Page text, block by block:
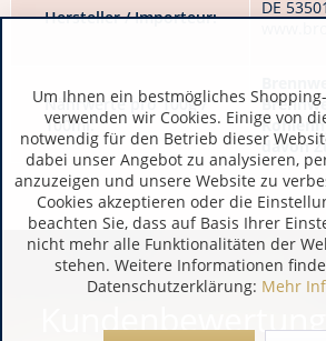
Hersteller / Importeur:
DE
Nährwerte pro 100g /
100ml:
davon
Um Ihnen ein bestmögliches
verwenden wir Cookies. Einige von
notwendig für den Betrieb dieser
dabei unser Angebot zu analysieren,
anzuzeigen und unsere Website zu
Cookies akzeptieren oder die
beachten Sie, dass auf Basis Ihrer
nicht mehr alle Funktionalitäten der
stehen. Weitere Informationen
Datenschutzerklärung: Mehr